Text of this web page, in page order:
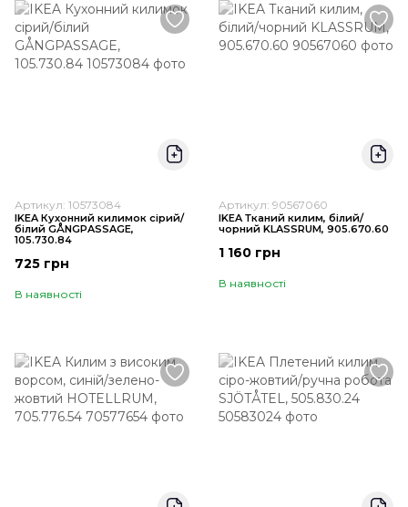
Артикул: 10573084
IKEA Кухонний килимок сірий/
білий GÅNGPASSAGE,
105.730.84
725 грн
В наявності
Артикул: 90567060
IKEA Тканий килим, білий/
чорний KLASSRUM, 905.670.60
1 160 грн
В наявності